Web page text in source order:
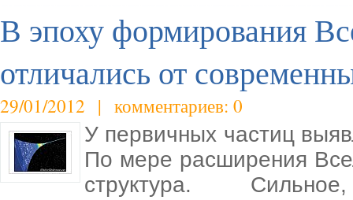
В эпоху формирования
отличались от
29/01/2012 | комментариев: 0
У первичных частиц
По мере расширения
структура.